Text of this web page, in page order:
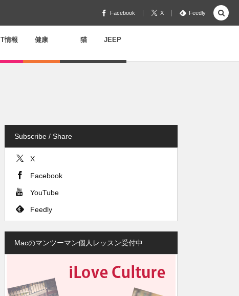
Facebook X Feedly
IT情報 健康 猫 JEEP
Subscribe / Share
X
Facebook
YouTube
Feedly
Macのマンツーマン個人レッスン受付中